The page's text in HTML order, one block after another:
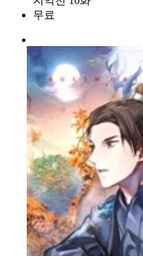
무료